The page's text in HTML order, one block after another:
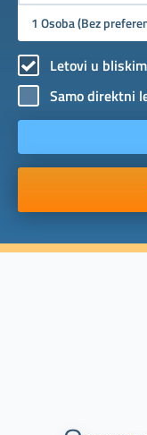
Letovi u
Samo direktni